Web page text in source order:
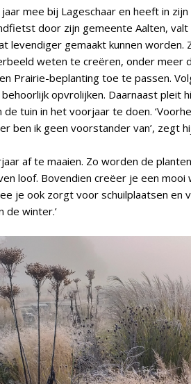
mee bij Lageschaar en heeft in
door zijn gemeente Aalten,
levendiger gemaakt kunnen worden.
weten te creëren, onder meer
Prairie-beplanting toe te passen.
opvrolijken. Daarnaast pleit
tuin in het voorjaar te doen.
ben ik geen voorstander van’, zegt
af te maaien. Zo worden de
loof. Bovendien creëer je een mooi
je ook zorgt voor schuilplaatsen en
de winter.’